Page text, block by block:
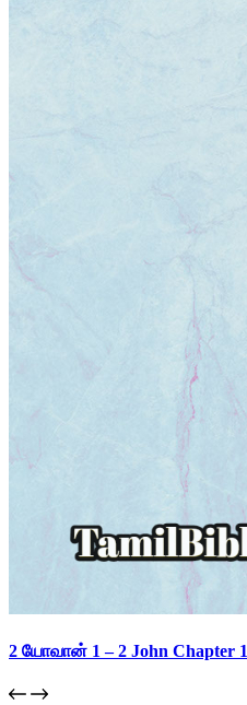
2 யோவான் 1 – 2 John Chapter 1